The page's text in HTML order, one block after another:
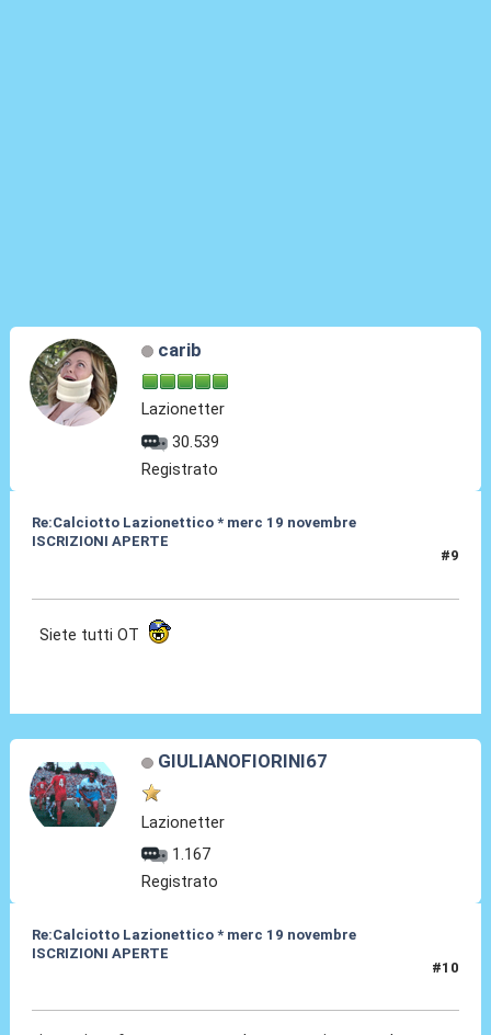
carib
Lazionetter
30.539
Registrato
Re:Calciotto Lazionettico * merc 19 novembre
ISCRIZIONI APERTE
#9
Siete tutti OT
GIULIANOFIORINI67
Lazionetter
1.167
Registrato
Re:Calciotto Lazionettico * merc 19 novembre
ISCRIZIONI APERTE
#10